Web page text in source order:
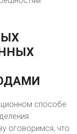
способе
оговоримся, что